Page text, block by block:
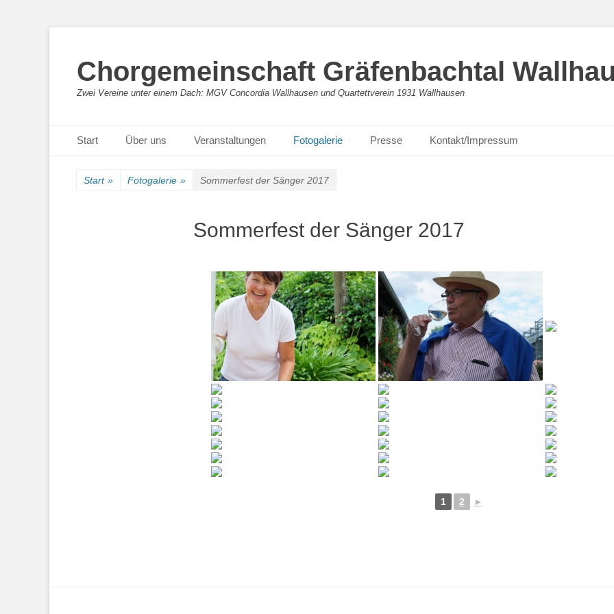
Chorgemeinschaft Gräfenbachtal
Zwei Vereine unter einem Dach: MGV Concordia Wallhausen und Quartettverein 1931 Wallhausen
Primäres Menü
Inhalt
Start Über uns Veranstaltungen Fotogalerie Presse Kontakt/Impressum
Start » Fotogalerie » Sommerfest der Sänger 2017
Sommerfest der Sänger 2017
1 2 ►